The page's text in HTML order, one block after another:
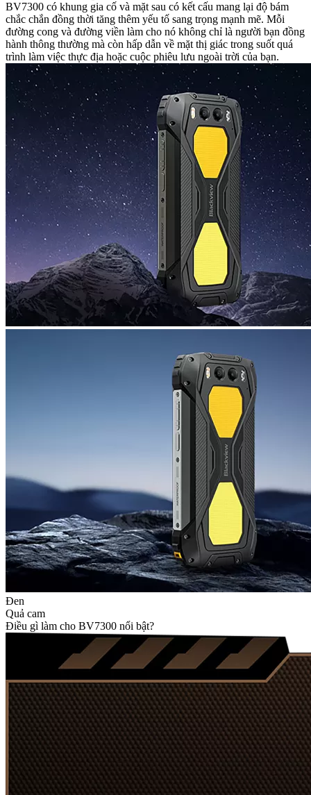
BV7300 có khung gia cố và mặt sau có kết cấu mang lại độ bám
chắc chắn đồng thời tăng thêm yếu tố sang trọng mạnh mẽ. Mỗi
đường cong và đường viền làm cho nó không chỉ là người bạn đồng
hành thông thường mà còn hấp dẫn về mặt thị giác trong suốt quá
trình làm việc thực địa hoặc cuộc phiêu lưu ngoài trời của bạn.
Đen
Quả cam
Điều gì làm cho BV7300 nổi bật?